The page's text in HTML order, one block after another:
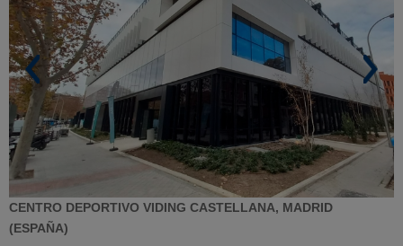
CENTRO DEPORTIVO VIDING CASTELLANA, MADRID
(ESPAÑA)